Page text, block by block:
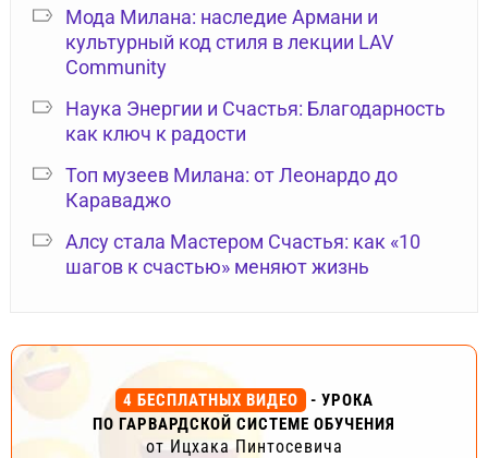
Мода Милана: наследие Армани и
культурный код стиля в лекции LAV
Community
Наука Энергии и Счастья: Благодарность
как ключ к радости
Топ музеев Милана: от Леонардо до
Караваджо
Алсу стала Мастером Счастья: как «10
шагов к счастью» меняют жизнь
4 БЕСПЛАТНЫХ ВИДЕО
- УРОКА
ПО ГАРВАРДСКОЙ СИСТЕМЕ ОБУЧЕНИЯ
от Ицхака Пинтосевича